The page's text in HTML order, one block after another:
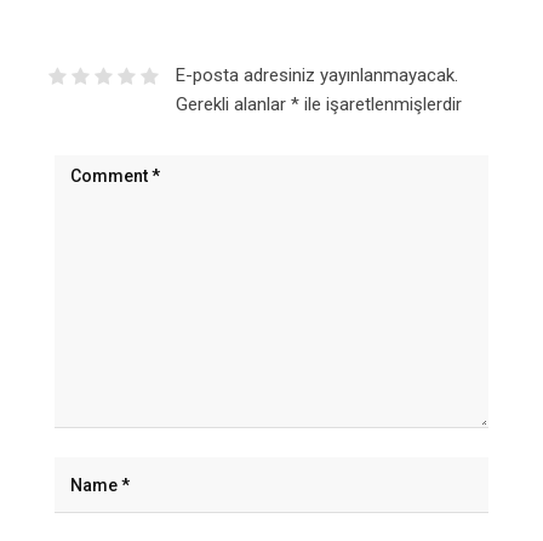
E-posta adresiniz yayınlanmayacak.
Gerekli alanlar *ile işaretlenmişlerdir